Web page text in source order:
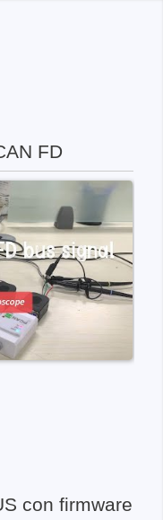
FD
con firmware